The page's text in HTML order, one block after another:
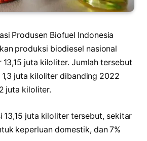
Produsen Biofuel Indonesia
produksi biodiesel nasional
juta kiloliter. Jumlah tersebut
juta kiloliter dibanding 2022
juta kiloliter.
13,15 juta kiloliter tersebut, sekitar
keperluan domestik, dan 7%